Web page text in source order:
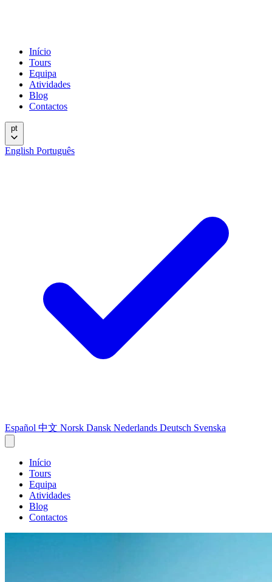
Início
Tours
Equipa
Atividades
Blog
Contactos
pt
English Português
Español 中文 Norsk Dansk Nederlands Deutsch Svenska
Início
Tours
Equipa
Atividades
Blog
Contactos